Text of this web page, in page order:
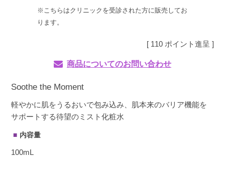
※こちらはクリニックを受診された方に販売してお
ります。
[ 110 ポイント進呈 ]
商品についてのお問い合わせ
Soothe the Moment
軽やかに肌をうるおいで包み込み、肌本来のバリア機能を
サポートする待望のミスト化粧水
内容量
100mL